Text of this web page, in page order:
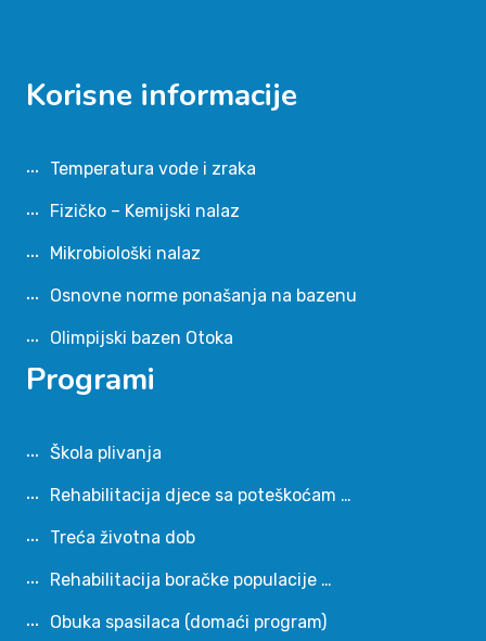
Korisne informacije
Temperatura vode i zraka
Fizičko – Kemijski nalaz
Mikrobiološki nalaz
Osnovne norme ponašanja na bazenu
Olimpijski bazen Otoka
Programi
Škola plivanja
Rehabilitacija djece sa poteškoćam …
Treća životna dob
Rehabilitacija boračke populacije …
Obuka spasilaca (domaći program)